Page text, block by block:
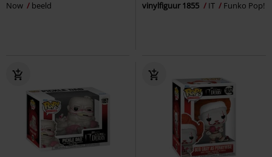
Now
beeld
vinylfiguur 1855
IT Funko Pop!